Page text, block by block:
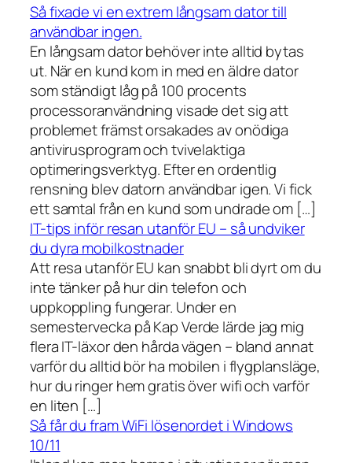
Så fixade vi en extrem långsam dator till
användbar ingen.
En långsam dator behöver inte alltid bytas
ut. När en kund kom in med en äldre dator
som ständigt låg på 100 procents
processoranvändning visade det sig att
problemet främst orsakades av onödiga
antivirusprogram och tvivelaktiga
optimeringsverktyg. Efter en ordentlig
rensning blev datorn användbar igen. Vi fick
ett samtal från en kund som undrade om […]
IT-tips inför resan utanför EU – så undviker
du dyra mobilkostnader
Att resa utanför EU kan snabbt bli dyrt om du
inte tänker på hur din telefon och
uppkoppling fungerar. Under en
semestervecka på Kap Verde lärde jag mig
flera IT-läxor den hårda vägen – bland annat
varför du alltid bör ha mobilen i flygplansläge,
hur du ringer hem gratis över wifi och varför
en liten […]
Så får du fram WiFi lösenordet i Windows
10/11